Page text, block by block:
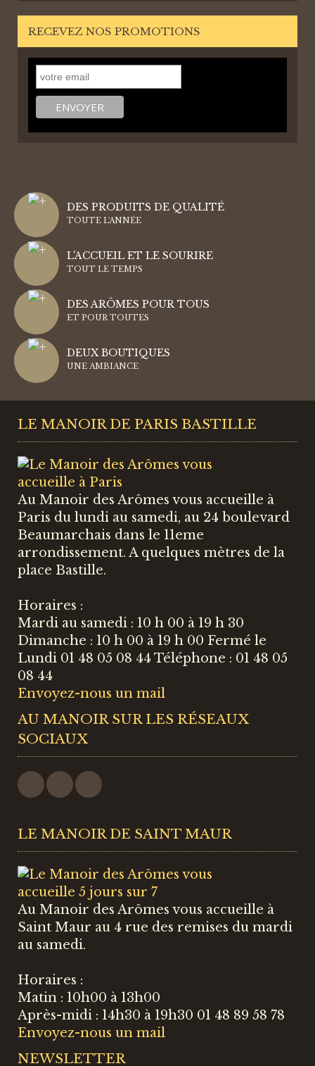
RECEVEZ NOS PROMOTIONS
DES PRODUITS DE QUALITÉ
TOUTE L'ANNÉE
L'ACCUEIL ET LE SOURIRE
TOUT LE TEMPS
DES ARÔMES POUR TOUS
ET POUR TOUTES
DEUX BOUTIQUES
UNE AMBIANCE
LE MANOIR DE PARIS BASTILLE
Au Manoir des Arômes vous accueille à
Paris du lundi au samedi, au 24 boulevard
Beaumarchais dans le 11eme
arrondissement. A quelques mètres de la
place Bastille.
Horaires :
Mardi au samedi : 10 h 00 à 19 h 30
Dimanche : 10 h 00 à 19 h 00 Fermé le
Lundi 01 48 05 08 44 Téléphone : 01 48 05
08 44
Envoyez-nous un mail
AU MANOIR SUR LES RÉSEAUX
SOCIAUX
LE MANOIR DE SAINT MAUR
Au Manoir des Arômes vous accueille à
Saint Maur au 4 rue des remises du mardi
au samedi.
Horaires :
Matin : 10h00 à 13h00
Après-midi : 14h30 à 19h30 01 48 89 58 78
Envoyez-nous un mail
NEWSLETTER